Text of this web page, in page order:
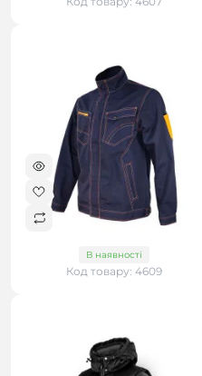
В наявності
Код товару: 4609